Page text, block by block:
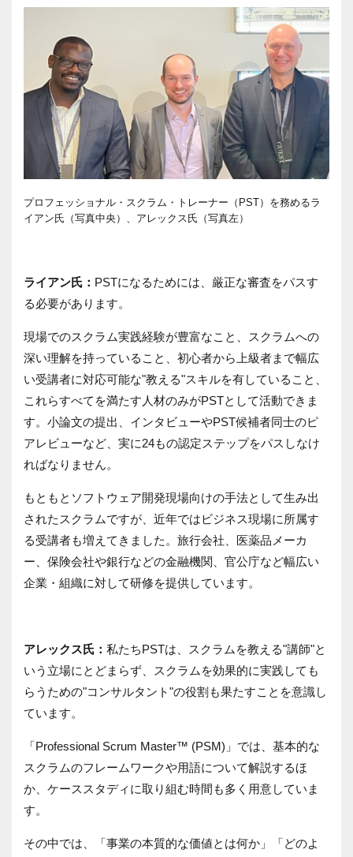
プロフェッショナル・スクラム・トレーナー（PST）を務めるラ
イアン氏（写真中央）、アレックス氏（写真左）
ライアン氏： PSTになるためには、厳正な審査をパスす
る必要があります。
現場でのスクラム実践経験が豊富なこと、スクラムへの
深い理解を持っていること、初心者から上級者まで幅広
い受講者に対応可能な"教える"スキルを有していること、
これらすべてを満たす人材のみがPSTとして活動できま
す。小論文の提出、インタビューやPST候補者同士のピ
アレビューなど、実に24もの認定ステップをパスしなけ
ればなりません。
もともとソフトウェア開発現場向けの手法として生み出
されたスクラムですが、近年ではビジネス現場に所属す
る受講者も増えてきました。旅行会社、医薬品メーカ
ー、保険会社や銀行などの金融機関、官公庁など幅広い
企業・組織に対して研修を提供しています。
アレックス氏： 私たちPSTは、スクラムを教える"講師"と
いう立場にとどまらず、スクラムを効果的に実践しても
らうための"コンサルタント"の役割も果たすことを意識し
ています。
「Professional Scrum Master™ (PSM)」では、基本的な
スクラムのフレームワークや用語について解説するほ
か、ケーススタディに取り組む時間も多く用意していま
す。
その中では、「事業の本質的な価値とは何か」「どのよ